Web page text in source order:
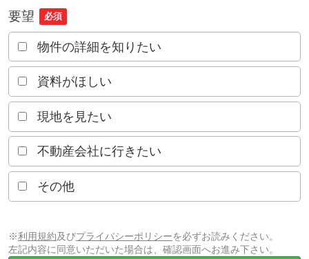
要望 必須
物件の詳細を知りたい
資料がほしい
現地を見たい
不動産会社に行きたい
その他
※利用規約及びプライバシーポリシーを必ずお読みください。
左記内容に同意いただいた場合は、確認画面へお進み下さい。